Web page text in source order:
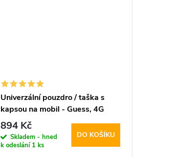
Univerzální pouzdro / taška s
kapsou na mobil - Guess, 4G
Metal Logo Bag Gray
894 Kč
Skladem - hned
k odeslání 1 ks
DO KOŠÍKU